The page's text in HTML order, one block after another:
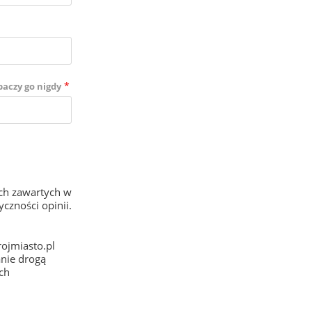
go nigdy *
zawartych w
opinii.
drogą